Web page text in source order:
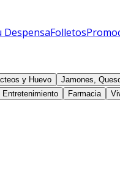
DespensaFolletos
y Huevo Jamones,
Entretenimiento Farmacia